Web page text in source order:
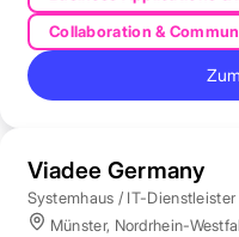
Collaboration &
Viadee Germany
Systemhaus / IT-Dienstleister
Münster, Nordrhein-